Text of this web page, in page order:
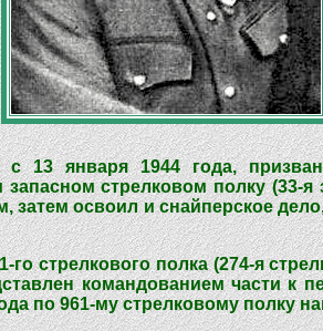
января 1944 года,
стрелковом полку (33-я
освоил и снайперское
стрелкового полка (274-я
командованием части к
по 961-му стрелковому полку